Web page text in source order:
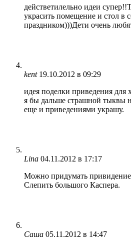
действетилельно идеи
украсить помещение и стол в
праздником)))Дети очень
kent 19.10.2012 в 09:29
идея поделки приведения для
я бы дальше страшной тыквы
еще и приведениями украшу.
Lina 04.11.2012 в 17:17
Можно придумать привидение
Слепить большого Каспера.
Cаша 05.11.2012 в 14:47